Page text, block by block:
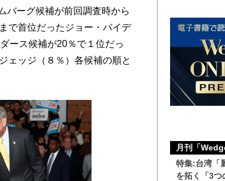
バーグ候補が前回調査時から
で首位だったジョー・バイデ
ース候補が20％で１位だっ
ェッジ（８％）各候補の順と
月刊「
特集:台湾「
を拓く「3つ